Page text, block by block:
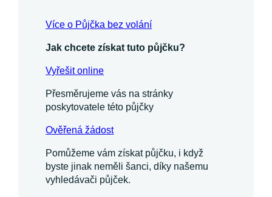
Více o Půjčka bez volání
Jak chcete získat tuto půjčku?
Vyřešit online
Přesměrujeme vás na stránky
poskytovatele této půjčky
Ověřená žádost
Pomůžeme vám získat půjčku, i když
byste jinak neměli šanci, díky našemu
vyhledávači půjček.